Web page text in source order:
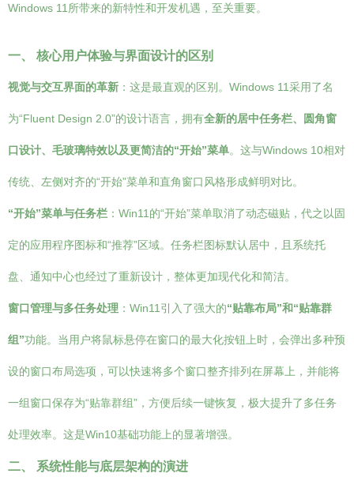
Windows 11所带来的新特性和开发机遇，至关重要。
一、 核心用户体验与界面设计的区别
视觉与交互界面的革新 ：这是最直观的区别。Windows 11采用了名
为“Fluent Design 2.0”的设计语言，拥有全新的居中任务栏、圆角窗
口设计、毛玻璃特效以及更简洁的“开始”菜单。这与Windows 10相对
传统、左侧对齐的“开始”菜单和直角窗口风格形成鲜明对比。
“开始”菜单与任务栏 ：Win11的“开始”菜单取消了动态磁贴，代之以固
定的应用程序图标和“推荐”区域。任务栏图标默认居中，且系统托
盘、通知中心也经过了重新设计，整体更加现代化和简洁。
窗口管理与多任务处理 ：Win11引入了强大的“贴靠布局”和“贴靠群
组”功能。当用户将鼠标悬停在窗口的最大化按钮上时，会弹出多种预
设的窗口布局选项，可以快速将多个窗口整齐排列在屏幕上，并能将
一组窗口保存为“贴靠群组”，方便后续一键恢复，极大提升了多任务
处理效率。这是Win10基础功能上的显著增强。
二、 系统性能与底层架构的演进